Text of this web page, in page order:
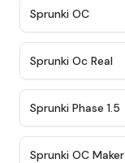
Sprunki OC
Sprunki Oc Real
Sprunki Phase 1.5
Sprunki OC Maker